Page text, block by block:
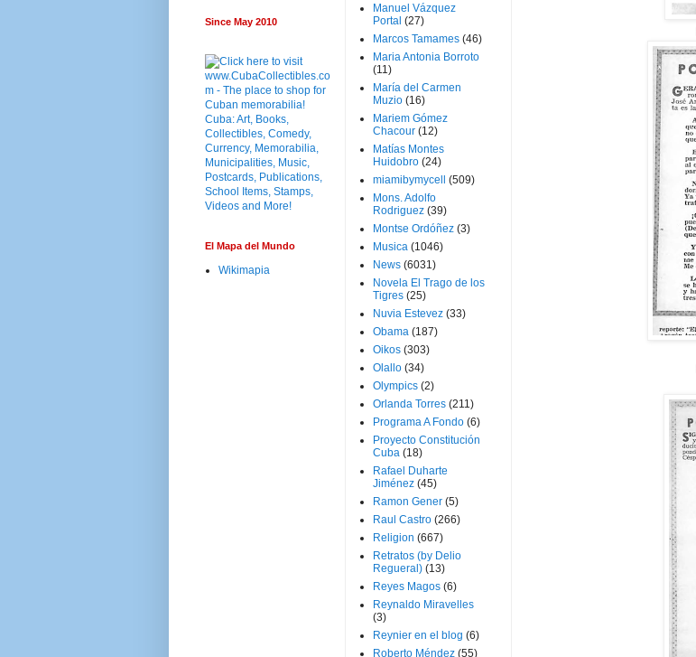
Since May 2010
El Mapa del Mundo
Wikimapia
Manuel Vázquez
Portal (27)
Marcos Tamames (46)
Maria Antonia Borroto
(11)
María del Carmen
Muzio (16)
Mariem Gómez
Chacour (12)
Matías Montes
Huidobro (24)
miamibymycell
(509)
Mons. Adolfo
Rodriguez (39)
Montse Ordóñez (3)
Musica (1046)
News (6031)
Novela El Trago de los
Tigres (25)
Nuvia Estevez (33)
Obama (187)
Oikos (303)
Olallo (34)
Olympics (2)
Orlanda Torres (211)
Programa A Fondo (6)
Proyecto Constitución
Cuba (18)
Rafael Duharte
Jiménez (45)
Ramon Gener (5)
Raul Castro (266)
Religion (667)
Retratos (by Delio
Regueral) (13)
Reyes Magos (6)
Reynaldo Miravelles
(3)
Reynier en el blog (6)
Roberto Méndez (55)